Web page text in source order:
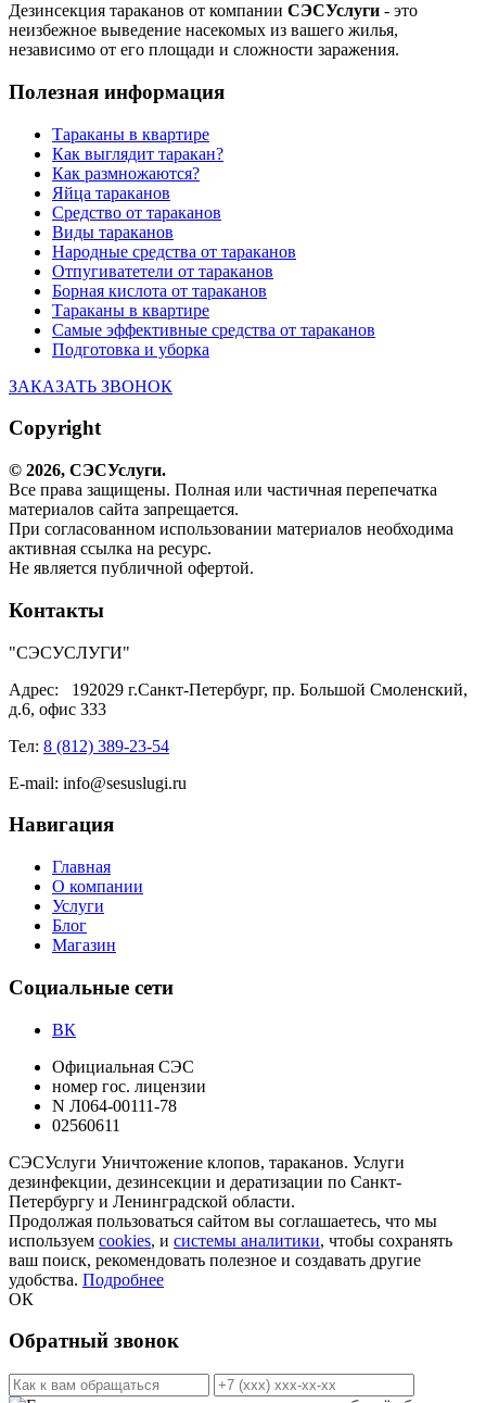
Дезинсекция тараканов от компании СЭСУслуги - это
неизбежное выведение насекомых из вашего жилья,
независимо от его площади и сложности заражения.
Полезная информация
Тараканы в квартире
Как выглядит таракан?
Как размножаются?
Яйца тараканов
Средство от тараканов
Виды тараканов
Народные средства от тараканов
Отпугиватетели от тараканов
Борная кислота от тараканов
Тараканы в квартире
Самые эффективные средства от тараканов
Подготовка и уборка
ЗАКАЗАТЬ ЗВОНОК
Copyright
© 2026, СЭСУслуги.
Все права защищены. Полная или частичная перепечатка
материалов сайта запрещается.
При согласованном использовании материалов необходима
активная ссылка на ресурс.
Не является публичной офертой.
Контакты
"СЭСУСЛУГИ"
Адрес:
192029 г.Санкт-Петербург, пр. Большой Смоленский,
д.6, офис 333
Тел: 8 (812) 389-23-54
E-mail: info@sesuslugi.ru
Навигация
Главная
О компании
Услуги
Блог
Магазин
Социальные сети
ВК
Официальная СЭС
номер гос. лицензии
N Л064-00111-78
02560611
СЭСУслуги Уничтожение клопов, тараканов. Услуги
дезинфекции, дезинсекции и дератизации по Санкт-
Петербургу и Ленинградской области.
Продолжая пользоваться сайтом вы соглашаетесь, что мы
используем cookies, и системы аналитики, чтобы сохранять
ваш поиск, рекомендовать полезное и создавать другие
удобства. Подробнее
ОК
Обратный звонок